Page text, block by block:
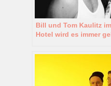
Bill und Tom Kaulitz
Hotel wird es immer